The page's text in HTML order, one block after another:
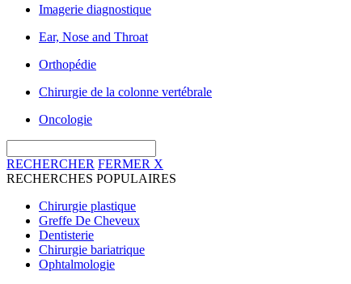
Imagerie diagnostique
Ear, Nose and Throat
Orthopédie
Chirurgie de la colonne vertébrale
Oncologie
RECHERCHER FERMER X
RECHERCHES POPULAIRES
Chirurgie plastique
Greffe De Cheveux
Dentisterie
Chirurgie bariatrique
Ophtalmologie